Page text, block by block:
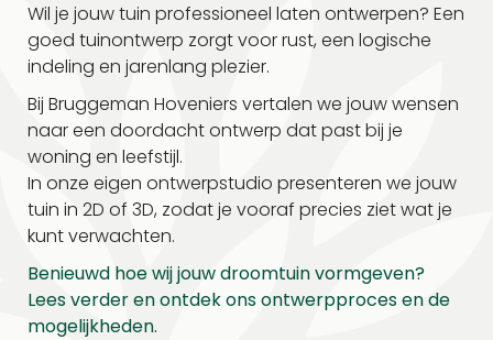
Wil je jouw tuin professioneel laten ontwerpen? Een
goed tuinontwerp zorgt voor rust, een logische
indeling en jarenlang plezier.
Bij Bruggeman Hoveniers vertalen we jouw wensen
naar een doordacht ontwerp dat past bij je
woning en leefstijl.
In onze eigen ontwerpstudio presenteren we jouw
tuin in 2D of 3D, zodat je vooraf precies ziet wat je
kunt verwachten.
Benieuwd hoe wij jouw droomtuin vormgeven?
Lees verder en ontdek ons ontwerpproces en de
mogelijkheden.